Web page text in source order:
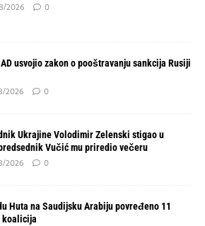
2026 0
usvojio zakon o pooštravanju sankcija Rusiji
2026 0
Ukrajine Volodimir Zelenski stigao u
Vučić mu priredio večeru
2026 0
Huta na Saudijsku Arabiju povređeno 11